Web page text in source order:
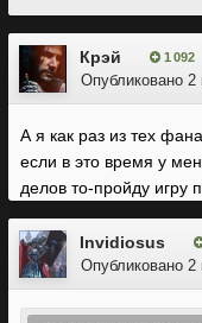
Крэй 1 092
Опубликовано 2
А я как раз из тех
если в это время у
делов то-пройду игру
Invidiosus
Опубликовано 2